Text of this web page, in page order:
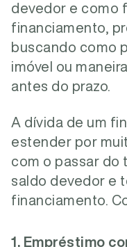
devedor e como
financiamento,
buscando como
imóvel ou
antes do prazo.
A dívida de um
estender por
com o passar do
saldo devedor e
financiamento.
1. Empréstimo